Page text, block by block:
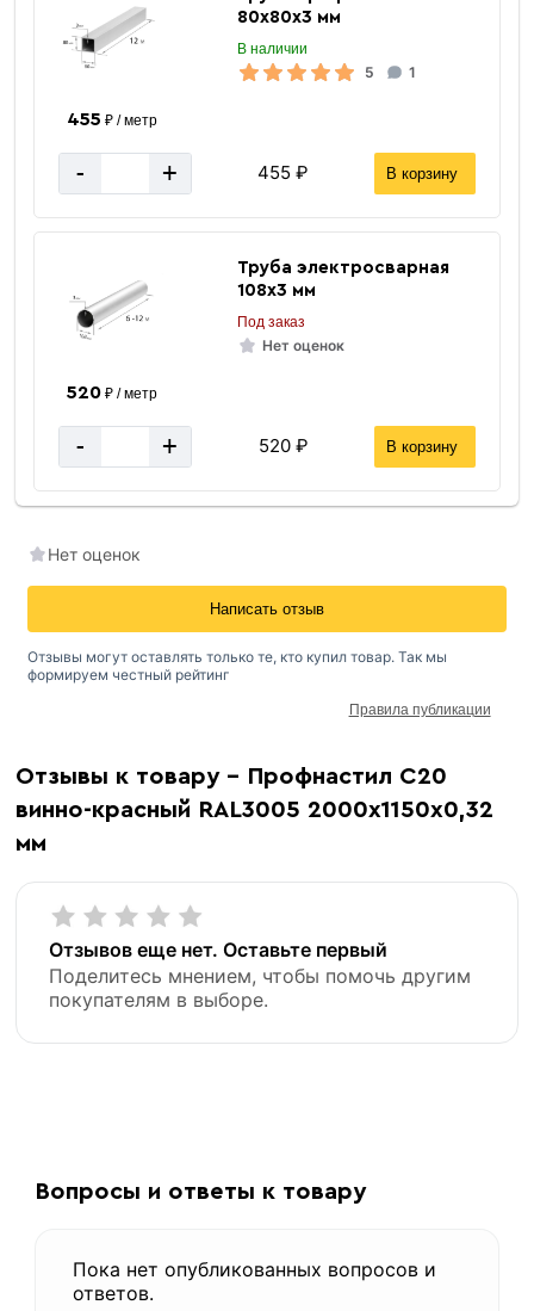
80х80х3 мм
В наличии
5 1
455 ₽ / метр
- + 455 ₽ В корзину
Труба электросварная
108х3 мм
Под заказ
Нет оценок
520₽ / метр
- + 520 ₽ В корзину
Отзывы к товару - Профнастил С20
винно-красный RAL3005 2000х1150х0,32
мм
Отзывов еще нет. Оставьте первый
Поделитесь мнением, чтобы помочь другим
покупателям в выборе.
Нет оценок
Написать отзыв
Отзывы могут оставлять только те, кто купил товар. Так мы
формируем честный рейтинг
Правила публикации
Вопросы и ответы к товару
Пока нет опубликованных вопросов и
ответов.